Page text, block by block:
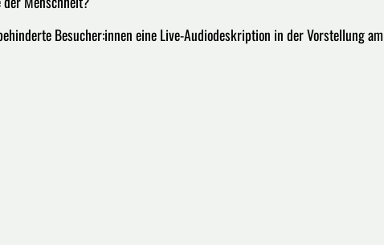
Besucher:innen eine Live-Audiodeskription in der Vorstellung am